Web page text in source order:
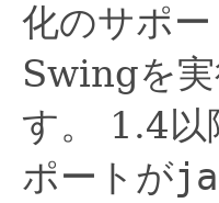
化のサポ
Swingを
す。
1.4以
ポートが